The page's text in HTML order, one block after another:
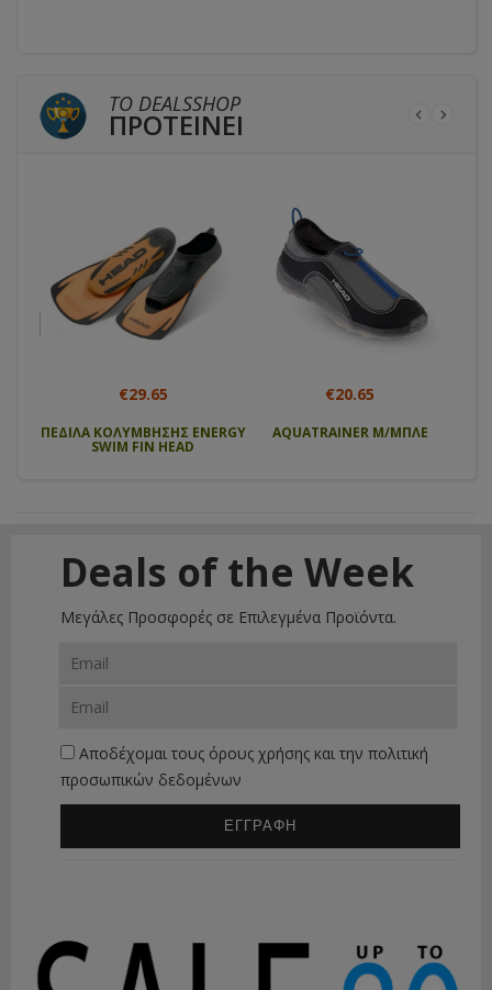
ΤΟ DEALSSHOP
ΠΡΟΤΕΙΝΕΙ
€29.65
ΠΕΔΙΛΑ ΚΟΛΥΜΒΗΣΗΣ ENERGY
SWIM FIN HEAD
€20.65
AQUATRAINER Μ/ΜΠΛΕ
Deals of the Week
Μεγάλες Προσφορές σε Επιλεγμένα Προϊόντα.
Αποδέχομαι τους όρους χρήσης και την πολιτική
προσωπικών δεδομένων
ΕΓΓΡΑΦΗ